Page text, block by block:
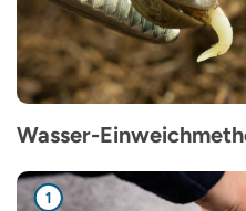
Wasser-